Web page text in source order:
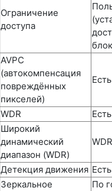
Ограничение
доступа
AVPC
(автокомпенсация
повреждённых
пикселей)
Есть
WDR
Есть
Широкий
динамический
диапазон (WDR)
Детекция движения Есть
Зеркальное
По